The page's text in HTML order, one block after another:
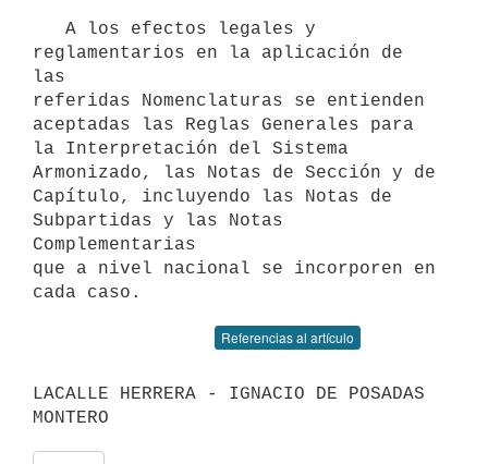
reglamentarios en la aplicación de
las
referidas Nomenclaturas se entienden
aceptadas las Reglas Generales para
la Interpretación del Sistema
Armonizado, las Notas de Sección y de
Capítulo, incluyendo las Notas de
Subpartidas y las Notas
Complementarias
que a nivel nacional se incorporen en
Referencias al artículo
LACALLE HERRERA - IGNACIO DE POSADAS